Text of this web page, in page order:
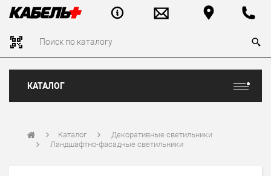
КАТАЛОГ
Каталог
Декоративные светильники
Ландшафтно-фасадные светильники